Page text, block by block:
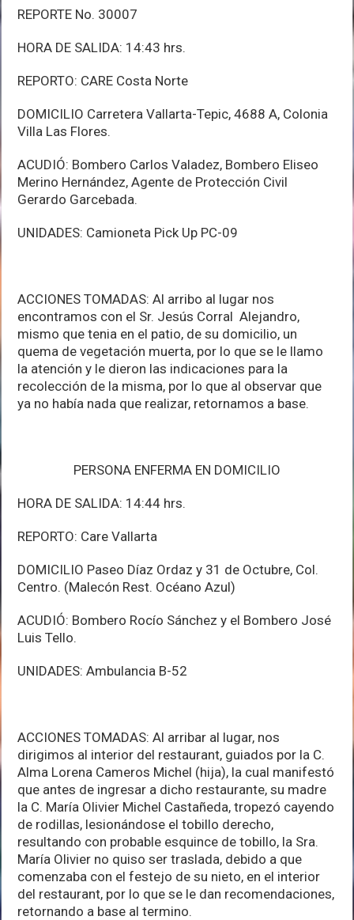
REPORTE No. 30007
HORA DE SALIDA: 14:43 hrs.
REPORTO: CARE Costa Norte
DOMICILIO Carretera Vallarta-Tepic, 4688 A, Colonia
Villa Las Flores.
ACUDIÓ: Bombero Carlos Valadez, Bombero Eliseo
Merino Hernández, Agente de Protección Civil
Gerardo Garcebada.
UNIDADES: Camioneta Pick Up PC-09
ACCIONES TOMADAS: Al arribo al lugar nos
encontramos con el Sr. Jesús Corral Alejandro,
mismo que tenia en el patio, de su domicilio, un
quema de vegetación muerta, por lo que se le llamo
la atención y le dieron las indicaciones para la
recolección de la misma, por lo que al observar que
ya no había nada que realizar, retornamos a base.
PERSONA ENFERMA EN DOMICILIO
HORA DE SALIDA: 14:44 hrs.
REPORTO: Care Vallarta
DOMICILIO Paseo Díaz Ordaz y 31 de Octubre, Col.
Centro. (Malecón Rest. Océano Azul)
ACUDIÓ: Bombero Rocío Sánchez y el Bombero José
Luis Tello.
UNIDADES: Ambulancia B-52
ACCIONES TOMADAS: Al arribar al lugar, nos
dirigimos al interior del restaurant, guiados por la C.
Alma Lorena Cameros Michel (hija), la cual manifestó
que antes de ingresar a dicho restaurante, su madre
la C. María Olivier Michel Castañeda, tropezó cayendo
de rodillas, lesionándose el tobillo derecho,
resultando con probable esquince de tobillo, la Sra.
María Olivier no quiso ser traslada, debido a que
comenzaba con el festejo de su nieto, en el interior
del restaurant, por lo que se le dan recomendaciones,
retornando a base al termino.